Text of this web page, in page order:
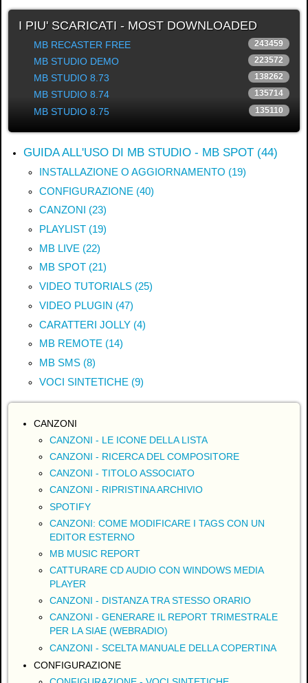
r
I PIU' SCARICATI - MOST DOWNLOADED
MB RECASTER FREE 243459
MB STUDIO DEMO 223572
MB STUDIO 8.73 138262
MB STUDIO 8.74 135714
MB STUDIO 8.75 135110
GUIDA ALL'USO DI MB STUDIO - MB SPOT (44)
INSTALLAZIONE O AGGIORNAMENTO (19)
CONFIGURAZIONE (40)
CANZONI (23)
PLAYLIST (19)
MB LIVE (22)
MB SPOT (21)
VIDEO TUTORIALS (25)
VIDEO PLUGIN (47)
CARATTERI JOLLY (4)
MB REMOTE (14)
MB SMS (8)
VOCI SINTETICHE (9)
CANZONI
CANZONI - LE ICONE DELLA LISTA
CANZONI - RICERCA DEL COMPOSITORE
CANZONI - TITOLO ASSOCIATO
CANZONI - RIPRISTINA ARCHIVIO
SPOTIFY
CANZONI: COME MODIFICARE I TAGS CON UN
EDITOR ESTERNO
MB MUSIC REPORT
CATTURARE CD AUDIO CON WINDOWS MEDIA
PLAYER
CANZONI - DISTANZA TRA STESSO ORARIO
CANZONI - GENERARE IL REPORT TRIMESTRALE
PER LA SIAE (WEBRADIO)
CANZONI - SCELTA MANUALE DELLA COPERTINA
CONFIGURAZIONE